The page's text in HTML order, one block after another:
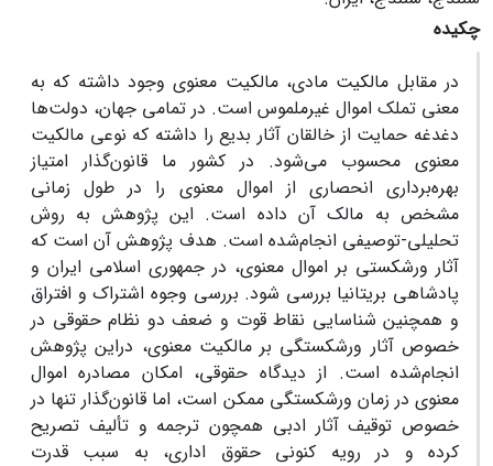
چکیده
در مقابل مالکیت مادی، مالکیت معنوی وجود داشته که به
معنی تملک اموال غیرملموس است. در تمامی جهان، دولت‌ها
دغدغه حمایت از خالقان آثار بدیع را داشته که نوعی مالکیت
معنوی محسوب می‌شود. در کشور ما قانون‌گذار امتیاز
بهره‌برداری انحصاری از اموال معنوی را در طول زمانی
مشخص به مالک آن داده است. این پژوهش به روش
تحلیلی-توصیفی انجام‌شده است. هدف پژوهش آن است که
آثار ورشکستی بر اموال معنوی، در جمهوری اسلامی ایران و
پادشاهی بریتانیا بررسی شود. بررسی وجوه اشتراک و افتراق
و همچنین شناسایی نقاط قوت و ضعف دو نظام حقوقی در
خصوص آثار ورشکستگی بر مالکیت معنوی، دراین پژوهش
انجام‌شده است. از دیدگاه حقوقی، امکان مصادره اموال
معنوی در زمان ورشکستگی ممکن است، اما قانون‌گذار تنها در
خصوص توقیف آثار ادبی همچون ترجمه و تألیف تصریح
کرده و در رویه کنونی حقوق اداری، به سبب قدرت